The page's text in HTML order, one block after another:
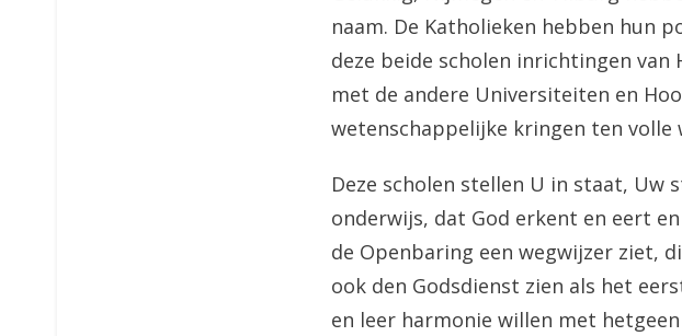
naam. De Katholieken hebben hun
deze beide scholen inrichtingen
met de andere Universiteiten en
wetenschappelijke kringen ten volle
Deze scholen stellen U in staat, Uw
onderwijs, dat God erkent en eert
de Openbaring een wegwijzer ziet,
ook den Godsdienst zien als het
en leer harmonie willen met